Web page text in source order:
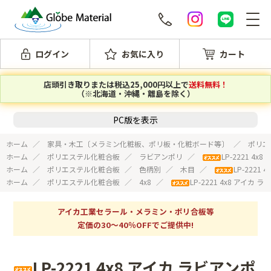
ログイン お気に入り カート
店頭引き取りまたは税込25,000円以上で送料無料！
（※北海道・沖縄・離島を除く）
PC版を表示
ホーム 家具・木工〔メラミン化粧板、ポリ板・化粧ボード等〕
ポリ
ホーム
ポリエステル化粧合板 ラビアンポリ
LP-2221 4x8
ホーム
ポリエステル化粧合板 色柄別 木目
LP-2221
ホーム
ポリエステル化粧合板 4x8 LP-2221 4x8 アイカ ラ
アイカ工業セラール・メラミン・ポリ合板等
定価の30～40％OFFでご提供中!